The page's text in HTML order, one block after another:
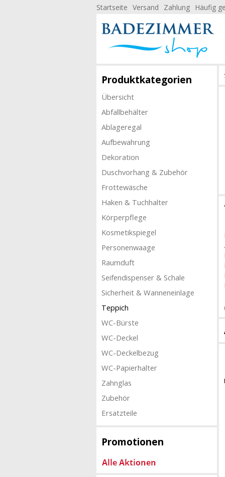
Startseite Versand Zahlung Häufig
Produktkategorien
Übersicht
Abfallbehälter
Ablageregal
Aufbewahrung
Dekoration
Duschvorhang & Zubehör
Frottewäsche
Haken & Tuchhalter
Körperpflege
Kosmetikspiegel
Personenwaage
Raumduft
Seifendispenser & Schale
Sicherheit & Wanneneinlage
Teppich
WC-Bürste
WC-Deckel
WC-Deckelbezug
WC-Papierhalter
Zahnglas
Zubehör
Ersatzteile
Promotionen